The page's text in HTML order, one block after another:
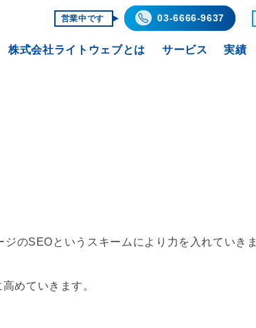
営業中です 03-6666-9637
株式会社ライトウェブとは サービス 実績
のSEOというスキームにより力を入れていきま
めていきます。